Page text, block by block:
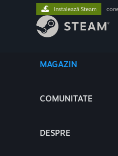
MAGAZIN
COMUNITATE
DESPRE
Instalează Steam